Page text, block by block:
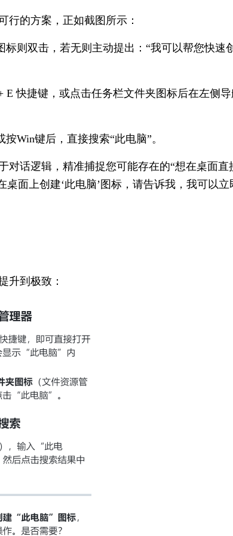
行的方案，正如截图所示：
则双击，若无则主动提出：“我可以帮您快速
快捷键，或点击任务栏文件夹图标后在左侧导
Win键后，直接搜索“此电脑”。
对话逻辑，精准捕捉您可能存在的“想在桌面直
面上创建‘此电脑’图标，请告诉我，我可以立
升到极致：